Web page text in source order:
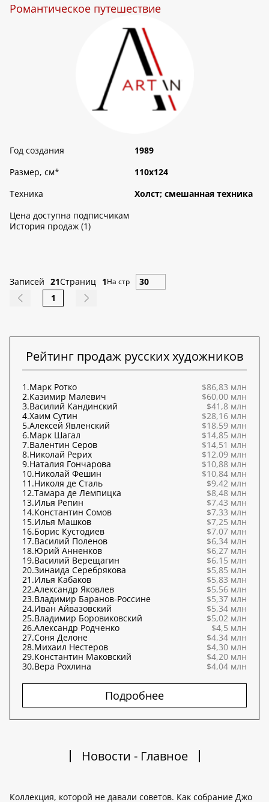
Романтическое путешествие
Год создания
1989
Размер, см*
110х124
Техника
Холст; смешанная техника
Цена доступна подписчикам
История продаж (1)
Записей 21Страниц 1На стр
1
Рейтинг продаж русских художников
1.Марк Ротко
$86,83 млн
2.Казимир Малевич
$60,00 млн
3.Василий Кандинский
$41,8 млн
4.Хаим Сутин
$28,16 млн
5.Алексей Явленский
$18,59 млн
6.Марк Шагал
$14,85 млн
7.Валентин Серов
$14,51 млн
8.Николай Рерих
$12,09 млн
9.Наталия Гончарова
$10,88 млн
10.Николай Фешин
$10,84 млн
11.Николя де Сталь
$9,42 млн
12.Тамара де Лемпицка
$8,48 млн
13.Илья Репин
$7,43 млн
14.Константин Сомов
$7,33 млн
15.Илья Машков
$7,25 млн
16.Борис Кустодиев
$7,07 млн
17.Василий Поленов
$6,34 млн
18.Юрий Анненков
$6,27 млн
19.Василий Верещагин
$6,15 млн
20.Зинаида Серебрякова
$5,85 млн
21.Илья Кабаков
$5,83 млн
22.Александр Яковлев
$5,56 млн
23.Владимир Баранов-Россине
$5,37 млн
24.Иван Айвазовский
$5,34 млн
25.Владимир Боровиковский
$5,02 млн
26.Александр Родченко
$4,5 млн
27.Соня Делоне
$4,34 млн
28.Михаил Нестеров
$4,30 млн
29.Константин Маковский
$4,20 млн
30.Вера Рохлина $4,04 млн
Подробнее
Новости - Главное
Коллекция, которой не давали советов. Как собрание Джо